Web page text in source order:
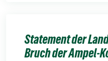
Statement der
Bruch der Ampel-